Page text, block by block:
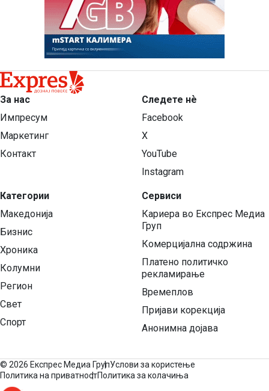
За нас
Импресум
Маркетинг
Контакт
Категории
Македонија
Бизнис
Хроника
Колумни
Регион
Свет
Спорт
Следете нѐ
Facebook
X
YouTube
Instagram
Сервиси
Кариера во Експрес Медиа
Груп
Комерцијална содржина
Платено политичко
рекламирање
Времеплов
Пријави корекција
Анонимна дојава
© 2026 Експрес Медиа ГрупУслови за користење
Политика на приватностПолитика за колачиња